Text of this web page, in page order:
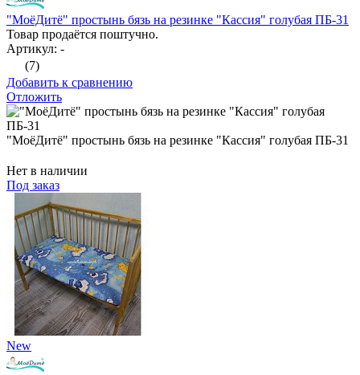
"МоёДитё" простынь бязь на резинке "Кассия" голубая ПБ-31
Товар продаётся поштучно.
Артикул: -
(7)
Добавить к сравнению
Отложить
"МоёДитё" простынь бязь на резинке "Кассия" голубая ПБ-31
Нет в наличии
Под заказ
New